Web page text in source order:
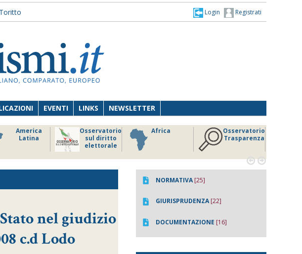
Registrati
Login
EVENTI LINKS NEWSLETTER
America
Latina
Osservatorio
sul diritto
elettorale
Africa
Osservatorio
Trasparenza
 
nel giudizio
c.d Lodo
NORMATIVA[25]
GIURISPRUDENZA[22]
DOCUMENTAZIONE [16]